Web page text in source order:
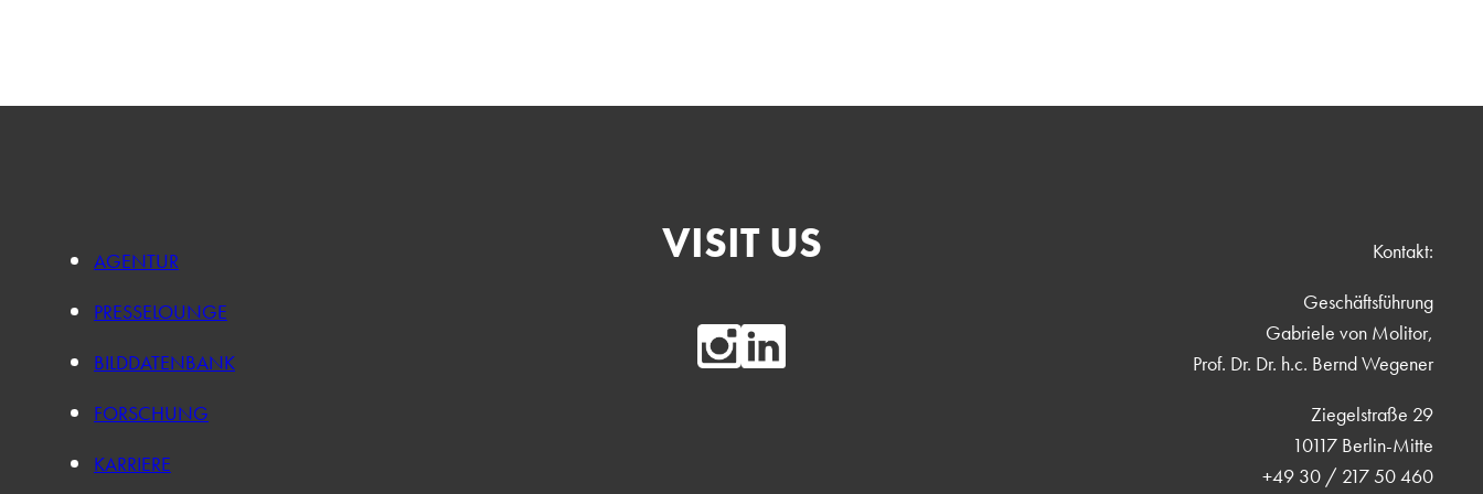
AGENTUR
PRESSELOUNGE
BILDDATENBANK
FORSCHUNG
KARRIERE
VISIT US
Kontakt:
Geschäftsführung
Gabriele von Molitor,
Prof. Dr. Dr. h.c. Bernd Wegener
Ziegelstraße 29
10117 Berlin-Mitte
+49 30 / 217 50 460